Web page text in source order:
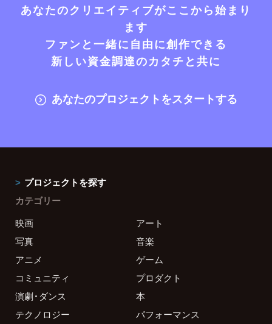
あなたのクリエイティブがここから始まり
ます
ファンと一緒に自由に創作できる
新しい資金調達のカタチと共に
あなたのプロジェクトをスタートする
プロジェクトを探す
カテゴリー
映画
アート
写真
音楽
アニメ
ゲーム
コミュニティ
プロダクト
演劇・ダンス
本
テクノロジー
パフォーマンス